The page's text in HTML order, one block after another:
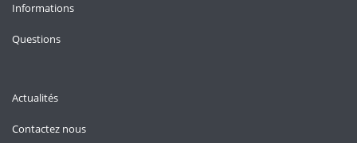
Informations
Questions
Actualités
Contactez nous